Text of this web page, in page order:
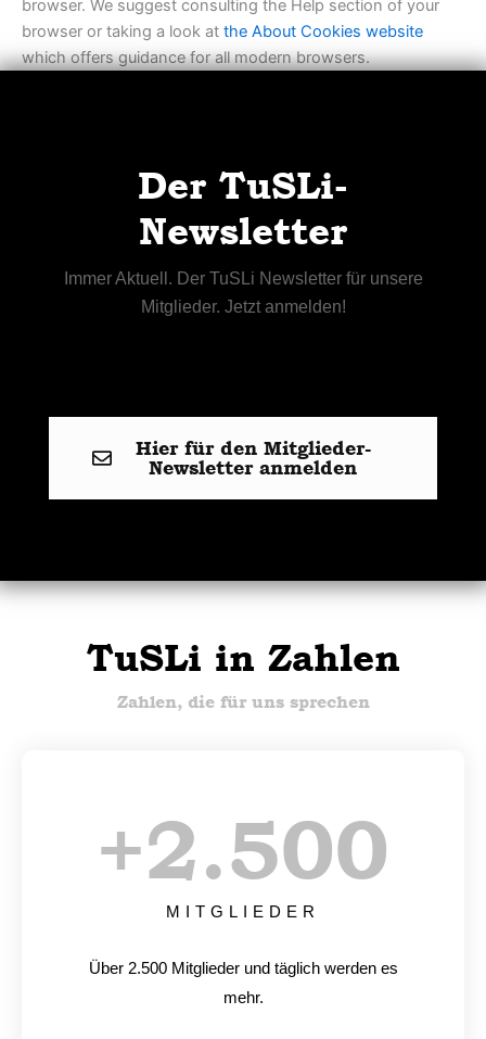
browser. We suggest consulting the Help section of your
browser or taking a look at the About Cookies website
which offers guidance for all modern browsers.
Der TuSLi-
Newsletter
Immer Aktuell. Der TuSLi Newsletter für unsere
Mitglieder. Jetzt anmelden!
Hier für den Mitglieder-
Newsletter anmelden
TuSLi in Zahlen
Zahlen, die für uns sprechen
MITGLIEDER
+2.500
Über 2.500 Mitglieder und täglich werden es
mehr.